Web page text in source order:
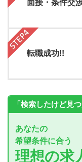
面接・条件交
転職成功!!
「検索したけど見
あなたの
希望条件に合う
理想の求